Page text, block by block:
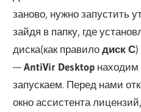
заново, нужно запустить
зайдя в папку, где
диска(как правилодиск С
—AntiVir Desktop
запускаем. Перед нами
окно ассистента